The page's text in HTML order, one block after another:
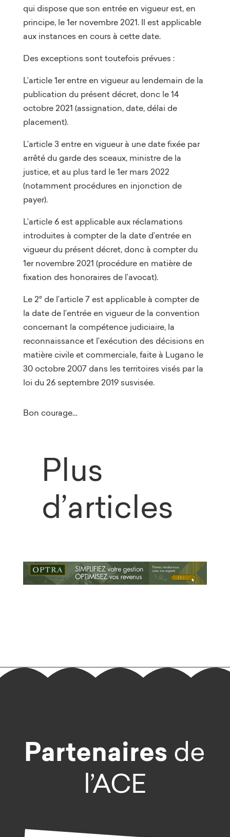
qui dispose que son entrée en vigueur est, en
principe, le 1er novembre 2021. Il est applicable
aux instances en cours à cette date.
Des exceptions sont toutefois prévues :
L’article 1er entre en vigueur au lendemain de la
publication du présent décret, donc le 14
octobre 2021 (assignation, date, délai de
placement).
L’article 3 entre en vigueur à une date fixée par
arrêté du garde des sceaux, ministre de la
justice, et au plus tard le 1er mars 2022
(notamment procédures en injonction de
payer).
L’article 6 est applicable aux réclamations
introduites à compter de la date d’entrée en
vigueur du présent décret, donc à compter du
1er novembre 2021 (procédure en matière de
fixation des honoraires de l’avocat).
Le 2° de l’article 7 est applicable à compter de
la date de l’entrée en vigueur de la convention
concernant la compétence judiciaire, la
reconnaissance et l’exécution des décisions en
matière civile et commerciale, faite à Lugano le
30 octobre 2007 dans les territoires visés par la
loi du 26 septembre 2019 susvisée.
Bon courage…
Plus
d’articles
Partenaires de
l’ACE